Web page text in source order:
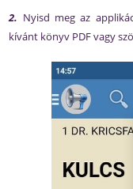
2. Nyisd meg az
kívánt könyv PDF vagy